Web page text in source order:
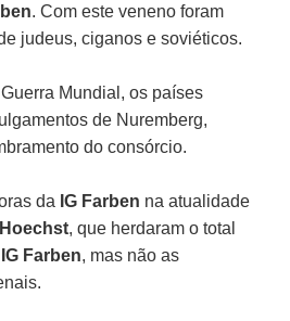
. Com este veneno foram
judeus, ciganos e soviéticos.
Mundial, os países
de Nuremberg,
do consórcio.
da IG Farben na atualidade
Hoechst, que herdaram o total
IG Farben, mas não as